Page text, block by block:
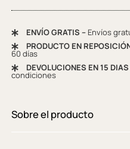
ENVÍO GRATIS – Envíos
PRODUCTO EN
60 días
DEVOLUCIONES EN 15
condiciones
Sobre el producto